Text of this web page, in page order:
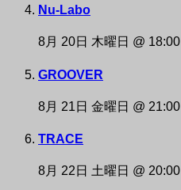
Nu-Labo
8月 20日 木曜日 @ 18:00
GROOVER
8月 21日 金曜日 @ 21:00
TRACE
8月 22日 土曜日 @ 20:00